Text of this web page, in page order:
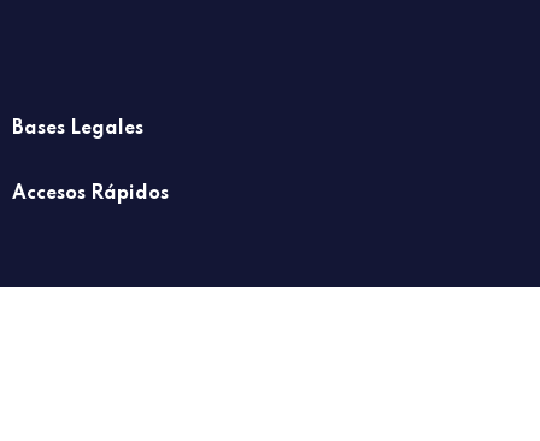
Bases Legales
Accesos Rápidos